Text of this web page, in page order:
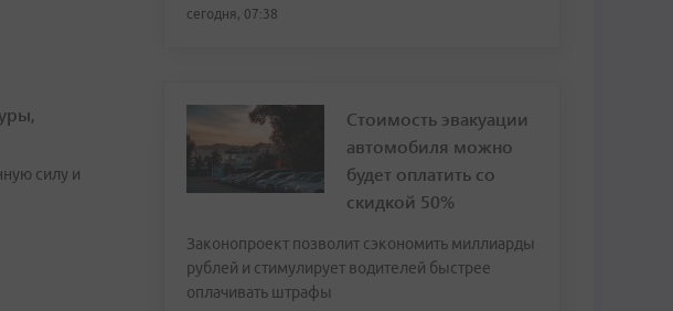
силу и
сегодня, 07:38
Стоимость эвакуации
автомобиля можно
будет оплатить со
скидкой 50%
Законопроект позволит сэкономить миллиарды
рублей и стимулирует водителей быстрее
оплачивать штрафы